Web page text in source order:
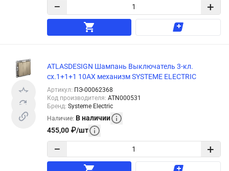
− +
ATLASDESIGN Шампань Выключатель 3-кл.
сх.1+1+1 10АХ механизм SYSTEME ELECTRIC
Артикул: ПЭ-00062368
Код производителя: ATN000531
Бренд: Systeme Electric
Наличие: В наличии
455,00 ₽/шт
− +